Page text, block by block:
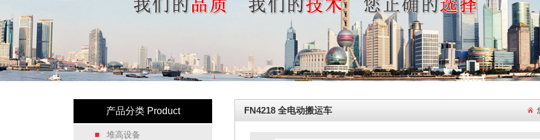
产品分类 Product
■ 堆高设备
FN4218 全电动搬运车